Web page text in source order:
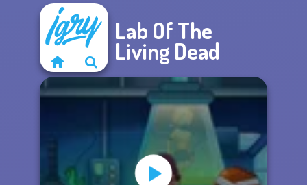
Lab Of The
Living Dead